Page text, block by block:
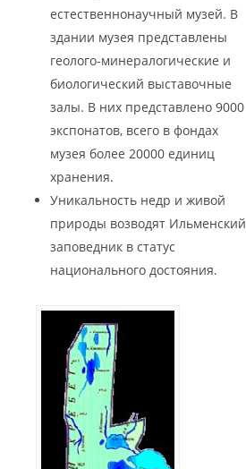
естественнонаучный музей. В
здании музея представлены
геолого-минералогические и
биологический выставочные
залы. В них представлено 9000
экспонатов, всего в фондах
музея более 20000 единиц
хранения.
Уникальность недр и живой
природы возводят Ильменский
заповедник в статус
национального достояния.